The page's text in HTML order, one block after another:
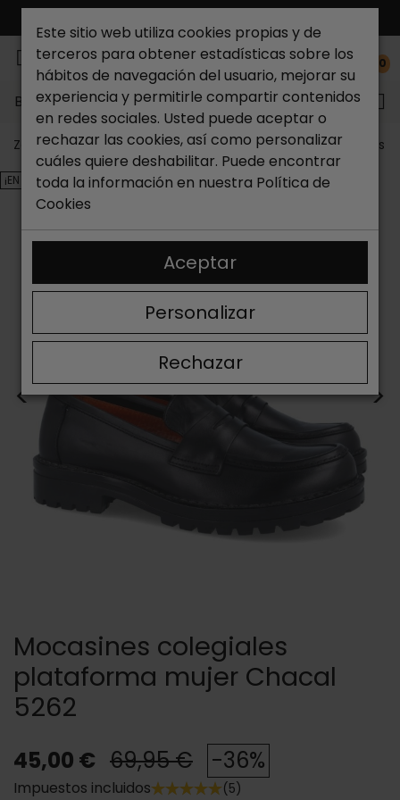
0
Buscar...
Zapateria Catchalot Outlet zapatos Outlet zapatos
¡EN OFERTA!
< >
Mocasines colegiales
plataforma mujer Chacal
5262
45,00 € 69,95 € -36%
Impuestos incluidos (5)
Este sitio web utiliza cookies propias y de
terceros para obtener estadísticas sobre los
hábitos de navegación del usuario, mejorar su
experiencia y permitirle compartir contenidos
en redes sociales. Usted puede aceptar o
rechazar las cookies, así como personalizar
cuáles quiere deshabilitar. Puede encontrar
toda la información en nuestra Política de
Cookies
Rechazar
Personalizar
Aceptar